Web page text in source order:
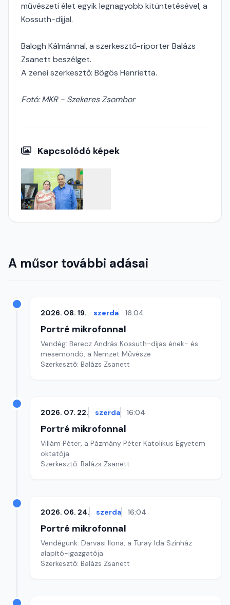
művészeti élet egyik legnagyobb kitüntetésével, a
Kossuth-díjjal.
Balogh Kálmánnal, a szerkesztő-riporter Balázs
Zsanett beszélget.
A zenei szerkesztő: Bögös Henrietta.
Fotó: MKR - Szekeres Zsombor
Kapcsolódó képek
A műsor további adásai
2026. 08. 19. szerda 16:04
Portré mikrofonnal
Vendég: Berecz András Kossuth-díjas ének- és
mesemondó, a Nemzet Művésze
Szerkesztő: Balázs Zsanett
2026. 07. 22. szerda 16:04
Portré mikrofonnal
Villám Péter, a Pázmány Péter Katolikus Egyetem
oktatója
Szerkesztő: Balázs Zsanett
2026. 06. 24. szerda 16:04
Portré mikrofonnal
Vendégünk: Darvasi Ilona, a Turay Ida Színház
alapító-igazgatója
Szerkesztő: Balázs Zsanett